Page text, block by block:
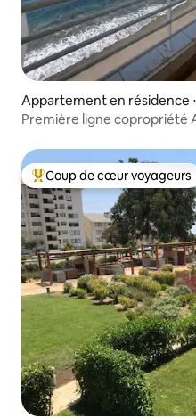
Appartement en résidence
Première ligne copropriété
Coups de cœur voyageurs
Coup de cœur voyageurs